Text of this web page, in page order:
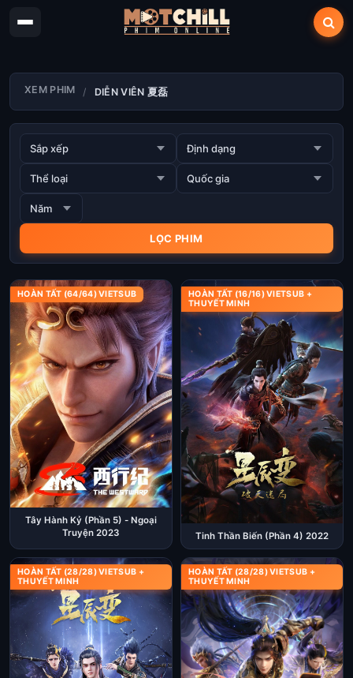
XEM PHIM DIỄN VIÊN 夏磊
HOÀN TẤT (64/64) VIETSUB
Tây Hành Kỷ (Phần 5) - Ngoại
Truyện 2023
HOÀN TẤT (16/16) VIETSUB +
THUYẾT MINH
Tinh Thần Biến (Phần 4) 2022
HOÀN TẤT (28/28) VIETSUB +
THUYẾT MINH
HOÀN TẤT (28/28) VIETSUB +
THUYẾT MINH